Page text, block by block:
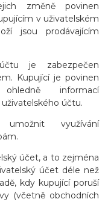
změně povinen
v uživatelském
jsou prodávajícím
je zabezpečen
Kupující je povinen
informací
účtu.
využívání
účet, a to zejména
účet déle než
kdy kupující poruší
(včetně obchodních